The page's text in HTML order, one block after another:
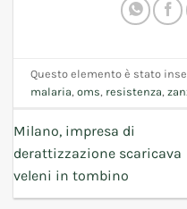
Questo elemento è stato
malaria ,oms resistenza ,
Milano, impresa di
derattizzazione scaricava
veleni in tombino